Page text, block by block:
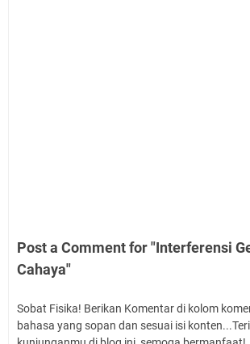
Post a Comment for "Interferensi
Cahaya"
Sobat Fisika! Berikan Komentar di kolom
bahasa yang sopan dan sesuai isi